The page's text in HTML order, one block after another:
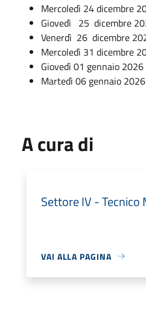
Mercoledì 24 dicembre
Giovedì 25 dicembre
Venerdì 26 dicembre
Mercoledì 31 dicembre
Giovedì 01 gennaio
Martedì 06 gennaio
A cura di
Settore IV -
VAI ALLA PAGINA